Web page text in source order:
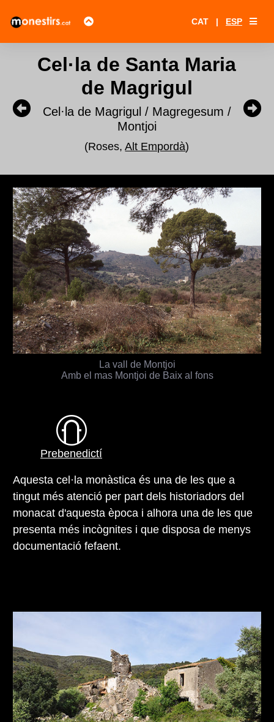
CAT | ESP
Cel·la de Santa Maria
de Magrigul
Cel·la de Magrigul / Magregesum /
Montjoi
(Roses,Alt Empordà)
La vall de Montjoi
Amb el mas Montjoi de Baix al fons
Prebenedictí
Aquesta cel·la monàstica és una de les que a
tingut més atenció per part dels historiadors del
monacat d'aquesta època i alhora una de les que
presenta més incògnites i que disposa de menys
documentació fefaent.